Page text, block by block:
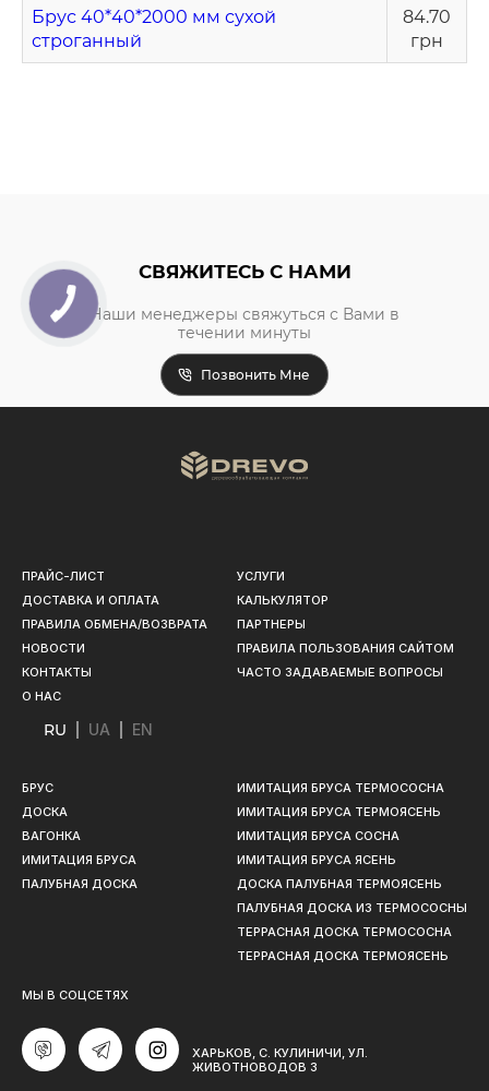
Брус 40*40*2000 мм сухой
строганный
84.70
грн
СВЯЖИТЕСЬ С НАМИ
Наши менеджеры свяжуться с Вами в
течении минуты
Позвонить Мне
ПРАЙС-ЛИСТ
ДОСТАВКА И ОПЛАТА
ПРАВИЛА ОБМЕНА/ВОЗВРАТА
НОВОСТИ
КОНТАКТЫ
О НАС
RU UA EN
УСЛУГИ
КАЛЬКУЛЯТОР
ПАРТНЕРЫ
ПРАВИЛА ПОЛЬЗОВАНИЯ САЙТОМ
ЧАСТО ЗАДАВАЕМЫЕ ВОПРОСЫ
БРУС
ДОСКА
ВАГОНКА
ИМИТАЦИЯ БРУСА
ПАЛУБНАЯ ДОСКА
ИМИТАЦИЯ БРУСА ТЕРМОСОСНА
ИМИТАЦИЯ БРУСА ТЕРМОЯСЕНЬ
ИМИТАЦИЯ БРУСА СОСНА
ИМИТАЦИЯ БРУСА ЯСЕНЬ
ДОСКА ПАЛУБНАЯ ТЕРМОЯСЕНЬ
ПАЛУБНАЯ ДОСКА ИЗ ТЕРМОСОСНЫ
ТЕРРАСНАЯ ДОСКА ТЕРМОСОСНА
ТЕРРАСНАЯ ДОСКА ТЕРМОЯСЕНЬ
МЫ В СОЦСЕТЯХ
ХАРЬКОВ, C. КУЛИНИЧИ, УЛ.
ЖИВОТНОВОДОВ 3